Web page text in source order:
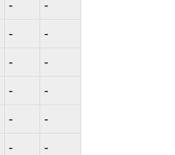
- -
- -
- -
- -
- -
- -